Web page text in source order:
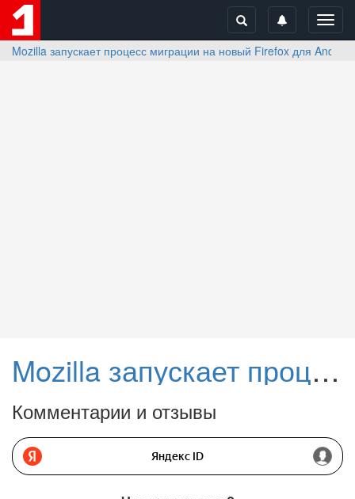
Mozilla запускает процесс миграции на новый Firefox для
Mozilla запускает процесс миграции на новый Firefox для Android на стабильном канале
Комментарии и отзывы